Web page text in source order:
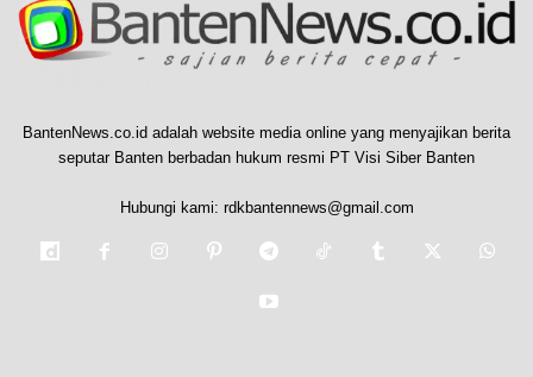
BantenNews.co.id adalah website media online yang menyajikan berita
seputar Banten berbadan hukum resmi PT Visi Siber Banten
Hubungi kami: rdkbantennews@gmail.com